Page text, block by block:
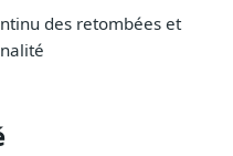
des retombées et